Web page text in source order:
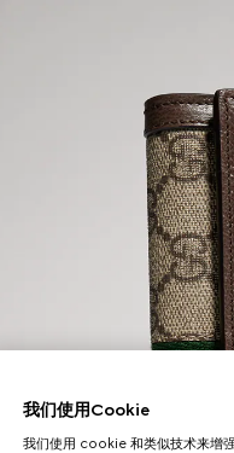
我们使用Cookie
我们使用 cookie 和类似技术来增